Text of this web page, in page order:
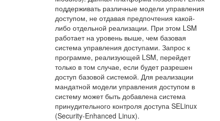
поддерживать различные модели управления
доступом, не отдавая предпочтения какой-
либо отдельной реализации. При этом LSM
работает на уровень выше, чем базовая
система управления доступами. Запрос к
программе, реализующей LSM, перейдет
только в том случае, если будет разрешен
доступ базовой системой. Для реализации
мандатной модели управления доступом в
систему может быть добавлена система
принудительного контроля доступа SELinux
(Security-Enhanced Linux).